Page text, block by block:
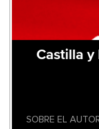
Castilla y
SOBRE EL